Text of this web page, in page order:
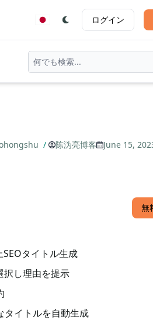
ログイン
/ 陈沩亮博客
June 15,
無
タイトル生成
択し理由を提示
タイトルを自動生成